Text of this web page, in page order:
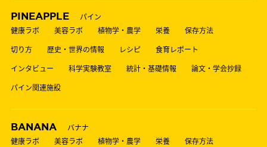
PINEAPPLE
パイン
健康ラボ
美容ラボ 植物学・農学 栄養
保存方法
切り方
歴史・世界の情報 レシピ
食育レポート
インタビュー
科学実験教室 統計・基礎情報
論文・学会抄録
パイン関連施設
BANANA
バナナ
健康ラボ
美容ラボ 植物学・農学 栄養
保存方法